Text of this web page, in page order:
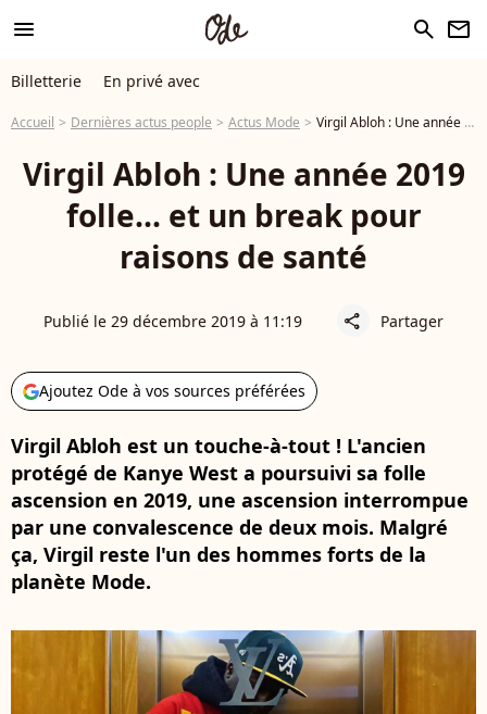
menu search newsletter
Billetterie En privé avec
Accueil Dernières actus people Actus Mode Virgil Abloh : Une année 2019 folle... et un break pour raisons de santé
Virgil Abloh : Une année 2019
folle... et un break pour
raisons de santé
Publié le 29 décembre 2019 à 11:19 share Partager
Ajoutez Ode à vos sources préférées
Virgil Abloh est un touche-à-tout ! L'ancien
protégé de Kanye West a poursuivi sa folle
ascension en 2019, une ascension interrompue
par une convalescence de deux mois. Malgré
ça, Virgil reste l'un des hommes forts de la
planète Mode.